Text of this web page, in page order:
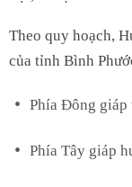
Theo quy hoạch,
của tỉnh Bình
Phía Đông
Phía Tây giáp